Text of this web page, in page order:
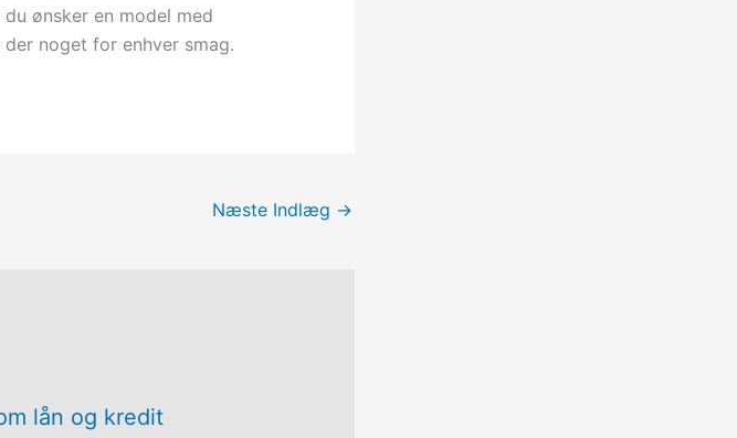
ønsker en model med
noget for enhver smag.
Næste Indlæg →
lån og kredit